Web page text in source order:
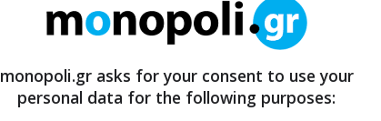
monopoli.gr asks for your consent to use your
personal data for the following purposes: